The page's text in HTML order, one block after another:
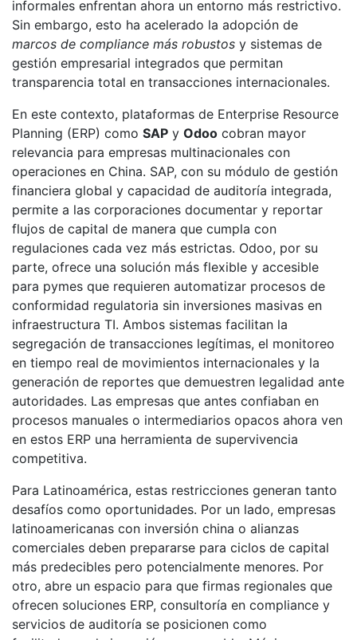
informales enfrentan ahora un entorno más restrictivo.
Sin embargo, esto ha acelerado la adopción de
marcos de compliance más robustos y sistemas de
gestión empresarial integrados que permitan
transparencia total en transacciones internacionales.
En este contexto, plataformas de Enterprise Resource
Planning (ERP) como SAP y Odoo cobran mayor
relevancia para empresas multinacionales con
operaciones en China. SAP, con su módulo de gestión
financiera global y capacidad de auditoría integrada,
permite a las corporaciones documentar y reportar
flujos de capital de manera que cumpla con
regulaciones cada vez más estrictas. Odoo, por su
parte, ofrece una solución más flexible y accesible
para pymes que requieren automatizar procesos de
conformidad regulatoria sin inversiones masivas en
infraestructura TI. Ambos sistemas facilitan la
segregación de transacciones legítimas, el monitoreo
en tiempo real de movimientos internacionales y la
generación de reportes que demuestren legalidad ante
autoridades. Las empresas que antes confiaban en
procesos manuales o intermediarios opacos ahora ven
en estos ERP una herramienta de supervivencia
competitiva.
Para Latinoamérica, estas restricciones generan tanto
desafíos como oportunidades. Por un lado, empresas
latinoamericanas con inversión china o alianzas
comerciales deben prepararse para ciclos de capital
más predecibles pero potencialmente menores. Por
otro, abre un espacio para que firmas regionales que
ofrecen soluciones ERP, consultoría en compliance y
servicios de auditoría se posicionen como